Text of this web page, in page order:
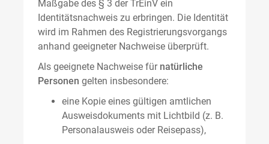
Maßgabe des § 3 der TrEinV ein
Identitätsnachweis zu erbringen. Die Identität
wird im Rahmen des Registrierungsvorgangs
anhand geeigneter Nachweise überprüft.
Als geeignete Nachweise für natürliche
Personen gelten insbesondere:
eine Kopie eines gültigen amtlichen
Ausweisdokuments mit Lichtbild (z. B.
Personalausweis oder Reisepass),